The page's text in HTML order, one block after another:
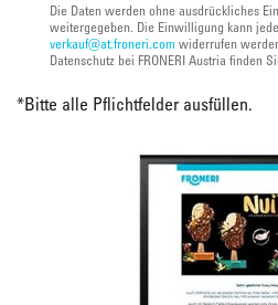
Die Daten werden ohne ausdrückliches
weitergegeben. Die Einwilligung kann
verkauf@at.froneri.com widerrufen
Datenschutz bei FRONERI Austria finden
*Bitte alle Pflichtfelder ausfüllen.